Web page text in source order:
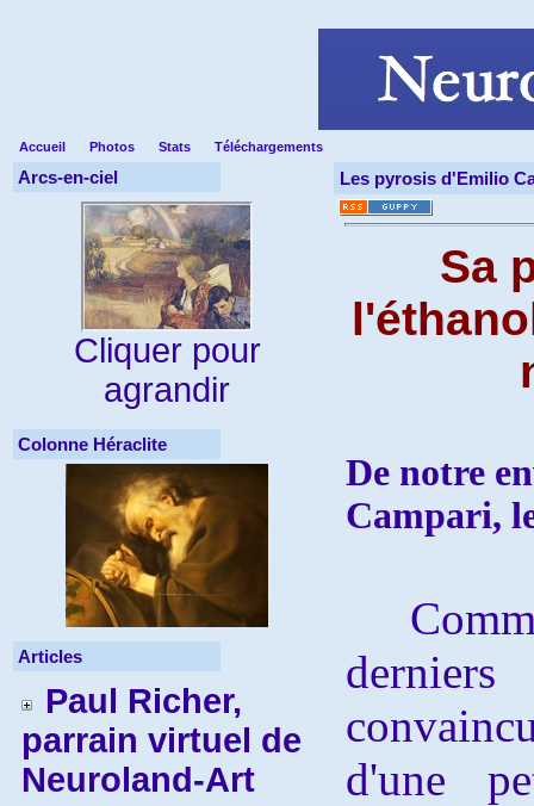
Accueil Photos Stats Téléchargements
Arcs-en-ciel
Cliquer pour
agrandir
Colonne Héraclite
Articles
Paul Richer,
parrain virtuel de
Neuroland-Art
Les pyrosis d'Emilio
Sa
De notre
Campari,
d'une